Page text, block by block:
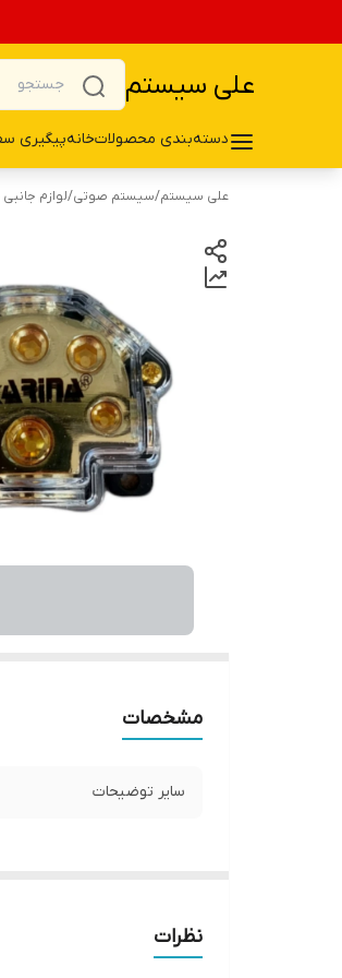
علی سیستم
دسته‌بندی محصولاتخانهپیگیری
علی سیستم/سیستم صوتی/لوازم
مشخصات
سایر توضیحات
نظرات